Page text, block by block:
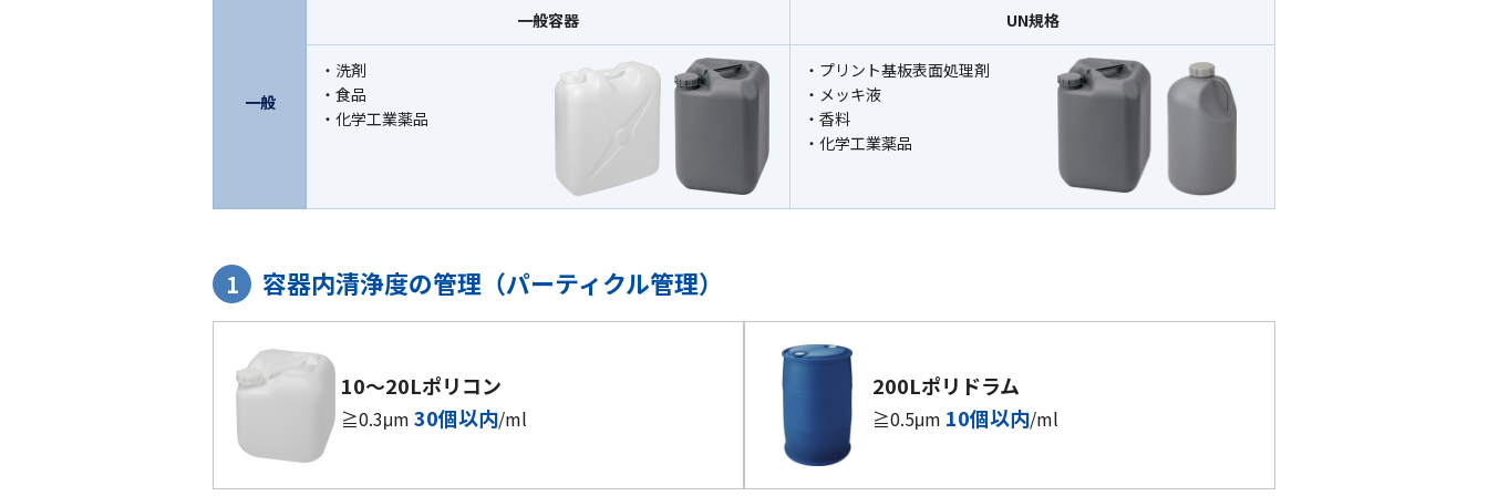
一般
一般容器 UN規格
洗剤
食品
化学工業薬品
プリント基板表面処理剤
メッキ液
香料
化学工業薬品
1 容器内清浄度の管理（パーティクル管理）
10～20Lポリコン
≧0.3μm 30個以内/ml
200Lポリドラム
≧0.5μm 10個以内/ml